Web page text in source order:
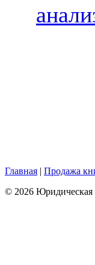
Главная | Продажа
© 2026 Юридическая